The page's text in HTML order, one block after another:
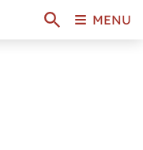
MENU